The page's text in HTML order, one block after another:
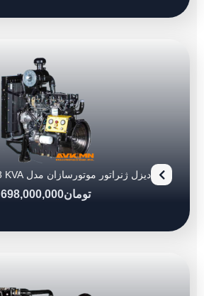
دیزل ژنراتور موتورسازان مدل 4.248TG1 (63 KVA)
تومان698,000,000